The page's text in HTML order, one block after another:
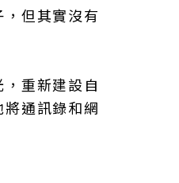
但其實沒有
重新建設自
通訊錄和網